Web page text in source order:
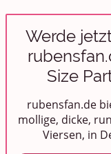
Werde
Size
rubensfan.de
mollige, dicke,
Viersen, in